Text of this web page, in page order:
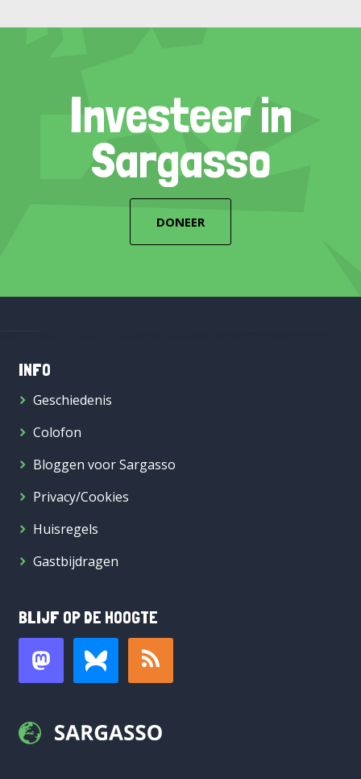
Investeer in
Sargasso
DONEER
INFO
Geschiedenis
Colofon
Bloggen voor Sargasso
Privacy/Cookies
Huisregels
Gastbijdragen
BLIJF OP DE HOOGTE